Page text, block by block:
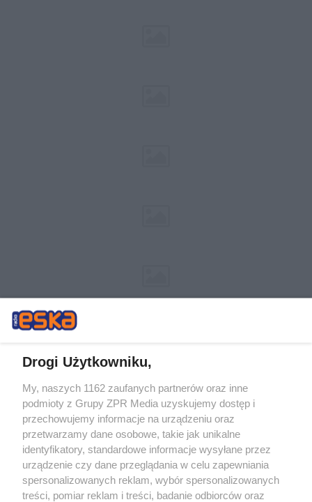
Żaden utwór zamieszczony w serwisie nie może być powielany i
rozpowszechniany lub dalej rozpowszechniany w jakikolwiek sposób (w
tym także elektroniczny lub mechaniczny) na jakimkolwiek polu
eksploatacji w jakiejkolwiek formie, włącznie z umieszczaniem w
Internecie bez pisemnej zgody właściciela praw. Jakiekolwiek użycie lub
wykorzystanie utworów w całości lub w części z naruszeniem prawa,
tzn. bez właściwej zgody, jest zabronione pod groźbą kary i może być
ścigane prawnie.
Drogi Użytkowniku,
My, naszych 1162 zaufanych partnerów oraz inne
podmioty z Grupy ZPR Media uzyskujemy dostęp i
przechowujemy informacje na urządzeniu oraz
przetwarzamy dane osobowe, takie jak unikalne
identyfikatory, standardowe informacje wysyłane przez
urządzenie czy dane przeglądania w celu zapewniania
spersonalizowanych reklam, wybór spersonalizowanych
treści, pomiar reklam i treści, badanie odbiorców oraz